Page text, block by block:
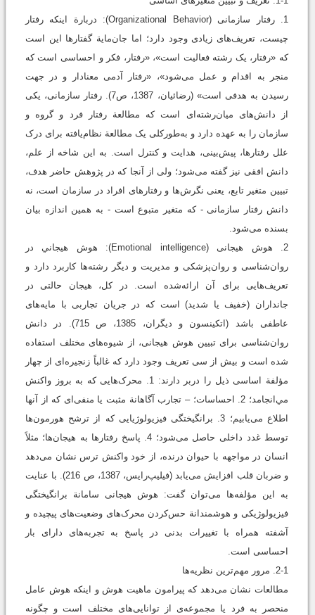
1. رفتار سازمانی (Organizational Behavior): دربارة اینکه رفتار
چیست، تعریف‌های زیادی وجود دارد؛ اما جان‌مایة گفتارها این است
که «رفتار، یک رشته فعالیت است»، «رفتار، فکر و احساسی است که
منجر به اقدام و عمل می‌شود»، «رفتار آدمی معنادار و در جهت
رسيدن به هدفی است» (رضائیان، 1387، ص7). رفتار سازمانی، یکی
از دانش‌های میان‌رشته‌ای است که مطالعة رفتار فرد و گروه و
سازمان را به عهده دارد و به‌طورکلی یک مطالعة نظام‌یافته برای درک
علل رفتارها، پیش‌بینی، هدایت و کنترل است. به این شاخه از علم،
دانش افقی نیز گفته می‌شود؛ ولی از آنجا که در پژوهش حاضر هدف،
تبیین متغیر تابع، یعنی نگرش‌ها و رفتارهای افراد در سازمان است، نه
دانش رفتار سازمانی - که متغیر متبوع است - به همین اندازه بیان
بسنده می‌شود.
2. هوش هیجانی (Emotional intelligence): هوش هيجاني در
روان‌شناسی و روان‌پزشکی و مدیریت و دیگر رشته‌ها کاربرد دارد و
تعریف‌هايی برای آن ارائه‌شده است. در کل، هیجان حالتی در
جانداران (خفیف یا شدید) است که در جریان تجاربی با مایه‌های
عاطفی باشد (اتکینسون و دیگران، 1385، ص 715). در دانش
روان‌شناسی برای تبیین هوش هیجانی، از شیوه‌های مختلف استفاده
شده است‌ و بیش از سی تعریف وجود دارد که غالباً زنجیره‌ای از چهار
مؤلفة اساسی ذیل را در‌بر دارند: 1. محرک‌هایی که به بروز واکنش
مي‌انجامد؛ 2. احساسات؛ – تجارب آگاهانة مثبت یا منفی‌ای که از آنها
اطلاع می‌یابیم؛ 3. برانگیختگی فیزیولوژیایی که از ترشح هورمون‌ها
توسط غدد داخلی حاصل می‌شود؛ 4. پاسخ رفتارها به هیجان‌ها؛ مثلاً
انسان در مواجهه با حیوان درنده، از خود واکنش ترس نشان می‌دهد
و ضربان قلب افزایش می‌یابد (فیلیپ‌رایس، 1387، ص 216). با عنایت
به این مؤلفه‌ها می‌توان گفت: هوش هیجانی سامانة برانگیختگی
فیزیولوژیکی و هوشمندانة حس‌کردن محرک‌های وضعیت‌های پیچیده‌ و
آشفته همراه با تغییرات بدنی در پاسخ به تجربه‌های دارای بار
احساسی است.
2-1. مرور مهم‌ترین نظریه‌ها
مطالعات نشان می‌دهد که پیرامون ماهیت هوش و اینکه هوش عامل
منحصر به فرد یا مجموعه‌ی از توانایی‌های مختلف است و چگونه